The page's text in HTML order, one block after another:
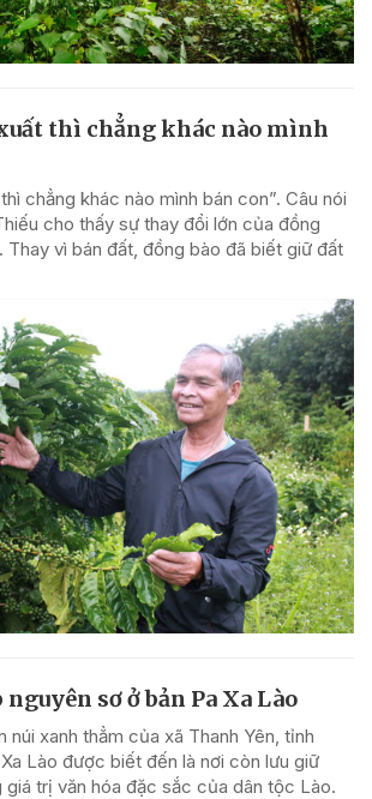
thì chẳng khác nào mình
chẳng khác nào mình bán con”. Câu nói
cho thấy sự thay đổi lớn của đồng
Thay vì bán đất, đồng bào đã biết giữ đất
sơ ở bản Pa Xa Lào
núi xanh thẳm của xã Thanh Yên, tỉnh
Lào được biết đến là nơi còn lưu giữ
giá trị văn hóa đặc sắc của dân tộc Lào.